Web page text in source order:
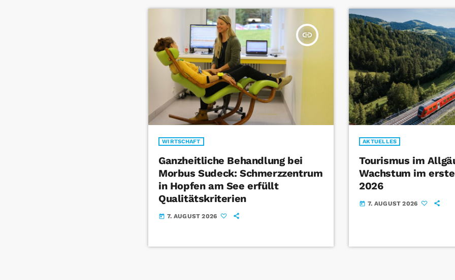
insert_link
WIRTSCHAFT
Ganzheitliche Behandlung bei
Morbus Sudeck: Schmerzzentrum
in Hopfen am See erfüllt
Qualitätskriterien
today 7. AUGUST 2026
AKTUELLES
Tourismus im
Wachstum im
2026
today 7. AUGUST 2026